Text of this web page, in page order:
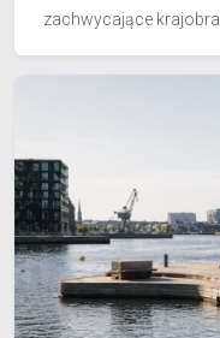
zachwycające